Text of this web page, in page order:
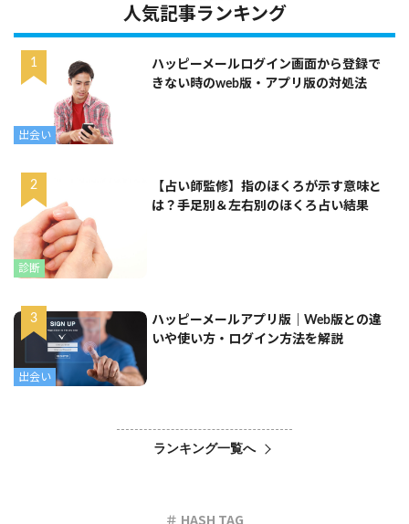
人気記事ランキング
出会い
ハッピーメールログイン画面から登録で
きない時のweb版・アプリ版の対処法
診断
【占い師監修】指のほくろが示す意味と
は？手足別＆左右別のほくろ占い結果
出会い
ハッピーメールアプリ版｜Web版との違
いや使い方・ログイン方法を解説
ランキング一覧へ